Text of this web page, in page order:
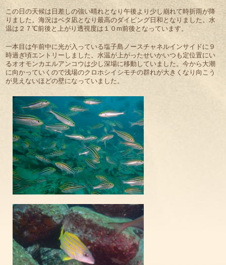
この日の天候は日差しの強い晴れとなり午後より少し崩れて時折雨が降
りました。海況はベタ凪となり最高のダイビング日和となりました。水
温は２７℃前後と上がり透視度は１０m前後となっています。
一本目は午前中に光が入っている塩子島ノースチャネルインサイドに９
時過ぎ頃エントリーしました。水温が上がったせいかいつも定位置にい
るオオモンカエルアンコウは少し深場に移動していました。今から大潮
に向かっていくので浅場のクロホシイシモチの群れが大きくなり向こう
が見えないほどの壁になっていました。